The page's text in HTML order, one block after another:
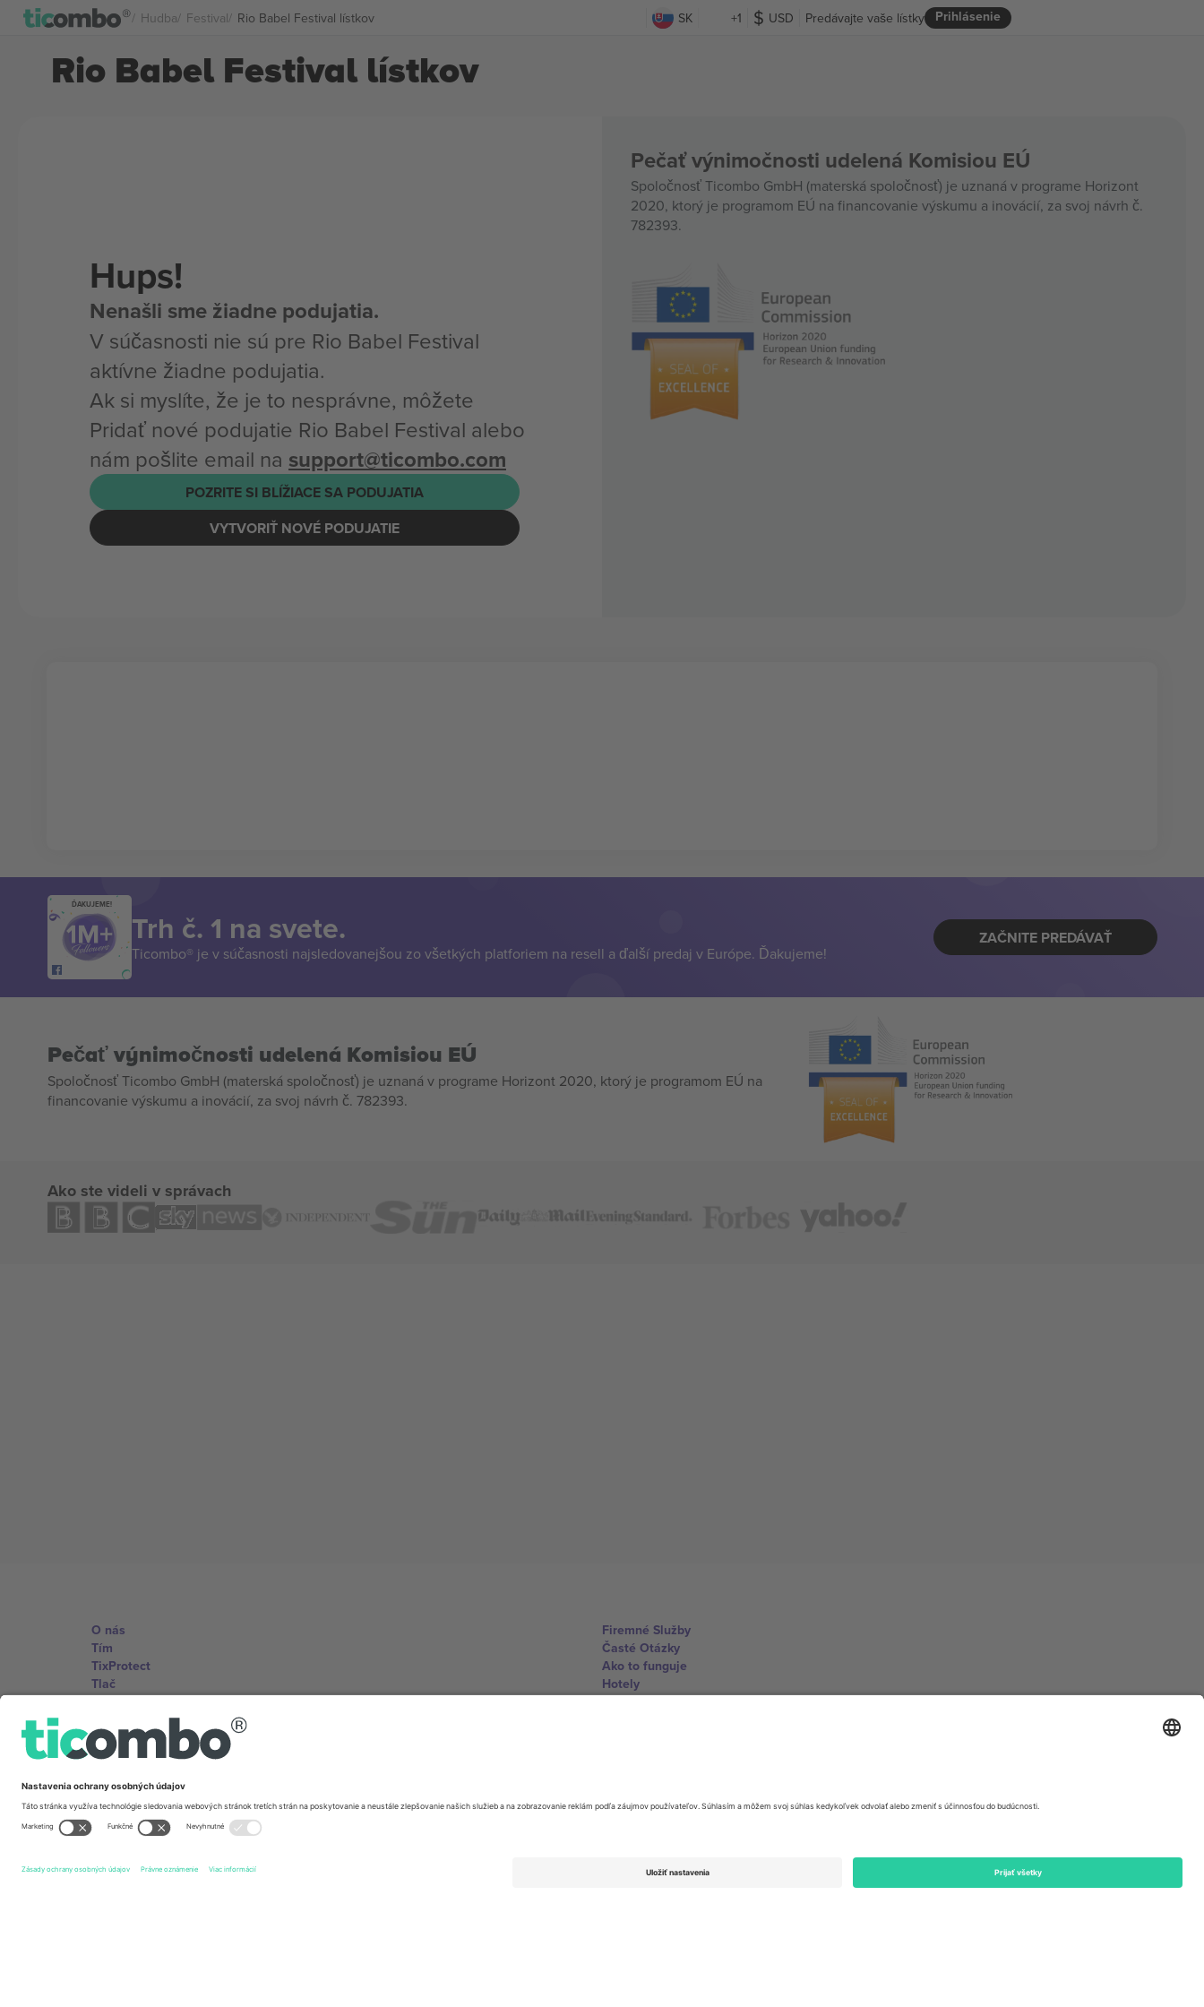
Hudba Festival Rio Babel Festival lístkov SK +1 USD Prihlásenie
Predávajte vaše lístky
Rio Babel Festival lístkov
Hups!
Nenašli sme žiadne podujatia.
V súčasnosti nie sú pre Rio Babel Festival
aktívne žiadne podujatia.
Ak si myslíte, že je to nesprávne, môžete
Pridať nové podujatie Rio Babel Festival alebo
nám pošlite email na support@ticombo.com
POZRITE SI BLÍŽIACE SA PODUJATIA
VYTVORIŤ NOVÉ PODUJATIE
Pečať výnimočnosti udelená Komisiou EÚ
Spoločnosť Ticombo GmbH (materská spoločnosť) je uznaná v programe Horizont
2020, ktorý je programom EÚ na financovanie výskumu a inovácií, za svoj návrh č.
782393.
ĎAKUJEME!
Trh č. 1 na svete.
Ticombo® je v súčasnosti najsledovanejšou zo všetkých platforiem na resell a ďalší predaj v Európe. Ďakujeme!
ZAČNITE PREDÁVAŤ
Pečať výnimočnosti udelená Komisiou EÚ
Spoločnosť Ticombo GmbH (materská spoločnosť) je uznaná v programe Horizont 2020, ktorý je programom EÚ na
financovanie výskumu a inovácií, za svoj návrh č. 782393.
Ako ste videli v správach
O nás
Tím
TixProtect
Tlač
Zmluvné podmienky
Partnerský program
Firemné Služby
Časté Otázky
Ako to funguje
Hotely
Centrum Majstrovstiev sveta